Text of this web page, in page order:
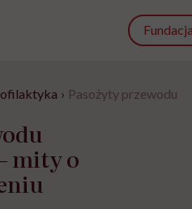
› Pasożyty przewodu
mity o